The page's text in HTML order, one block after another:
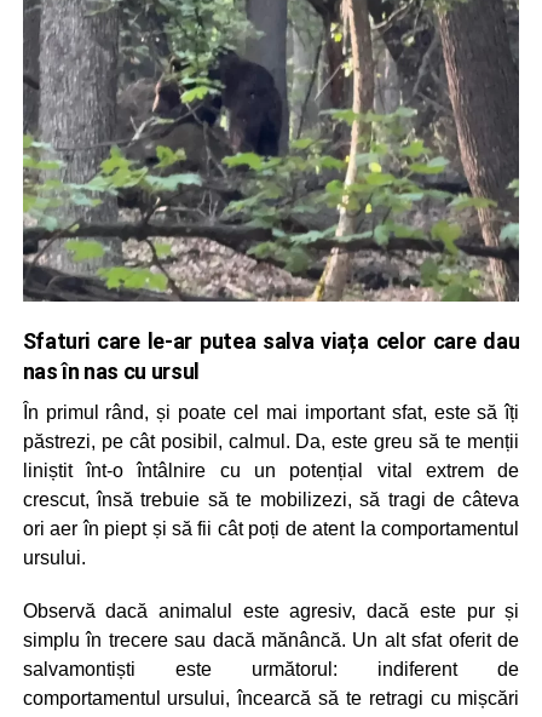
Sfaturi care le-ar putea salva viața celor care dau
nas în nas cu ursul
În primul rând, și poate cel mai important sfat, este să îți
păstrezi, pe cât posibil, calmul. Da, este greu să te menții
liniștit înt-o întâlnire cu un potențial vital extrem de
crescut, însă trebuie să te mobilizezi, să tragi de câteva
ori aer în piept și să fii cât poți de atent la comportamentul
ursului.
Observă dacă animalul este agresiv, dacă este pur și
simplu în trecere sau dacă mănâncă. Un alt sfat oferit de
salvamontiști este următorul: indiferent de
comportamentul ursului, încearcă să te retragi cu mișcări